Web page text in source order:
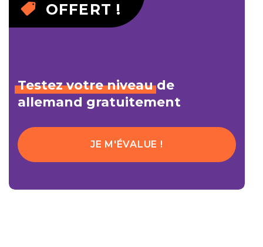
OFFERT !
Testez votre niveaude
allemand gratuitement
JE M'ÉVALUE !